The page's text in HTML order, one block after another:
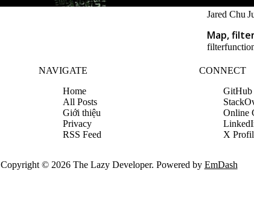
Jared Chu
Map,
filter
NAVIGATE
Home
All Posts
Giới thiệu
Privacy
RSS Feed
CONNECT
GitHub
Online
X
Copyright © 2026 The Lazy Developer. Powered by EmDash